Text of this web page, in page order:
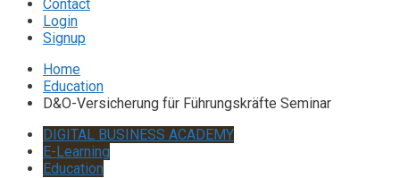
Contact
Login
Signup
Home
Education
D&O-Versicherung für Führungskräfte Seminar
DIGITAL BUSINESS ACADEMY
E-Learning
Education